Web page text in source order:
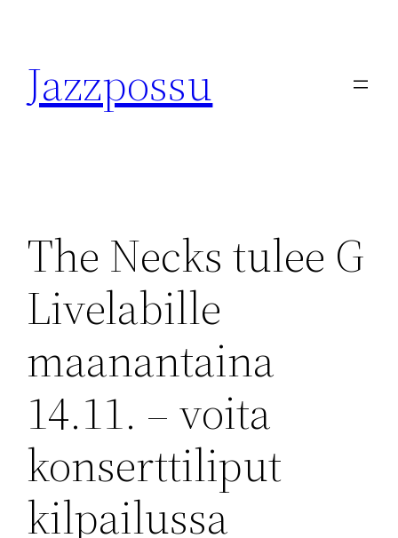
content
Jazzpossu
The Necks tulee G
Livelabille
maanantaina
14.11. – voita
konserttiliput
kilpailussa